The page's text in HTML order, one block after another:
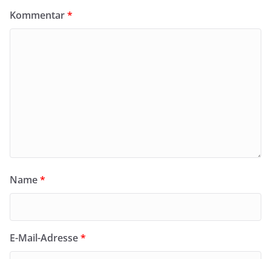
Kommentar*
Name*
E-Mail-Adresse*